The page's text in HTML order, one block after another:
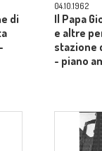
di
04.10.1962
Il Papa
e altre
stazione
- piano